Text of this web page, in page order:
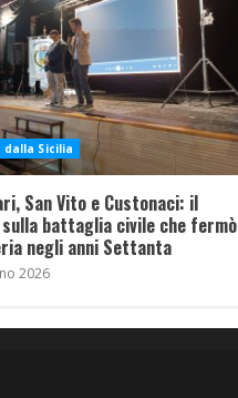
dalla Sicilia
San Vito e Custonaci: il
battaglia civile che fermò
negli anni Settanta
2026